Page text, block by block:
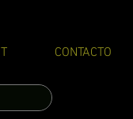
CONTACTO